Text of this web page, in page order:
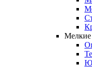
Мелкие